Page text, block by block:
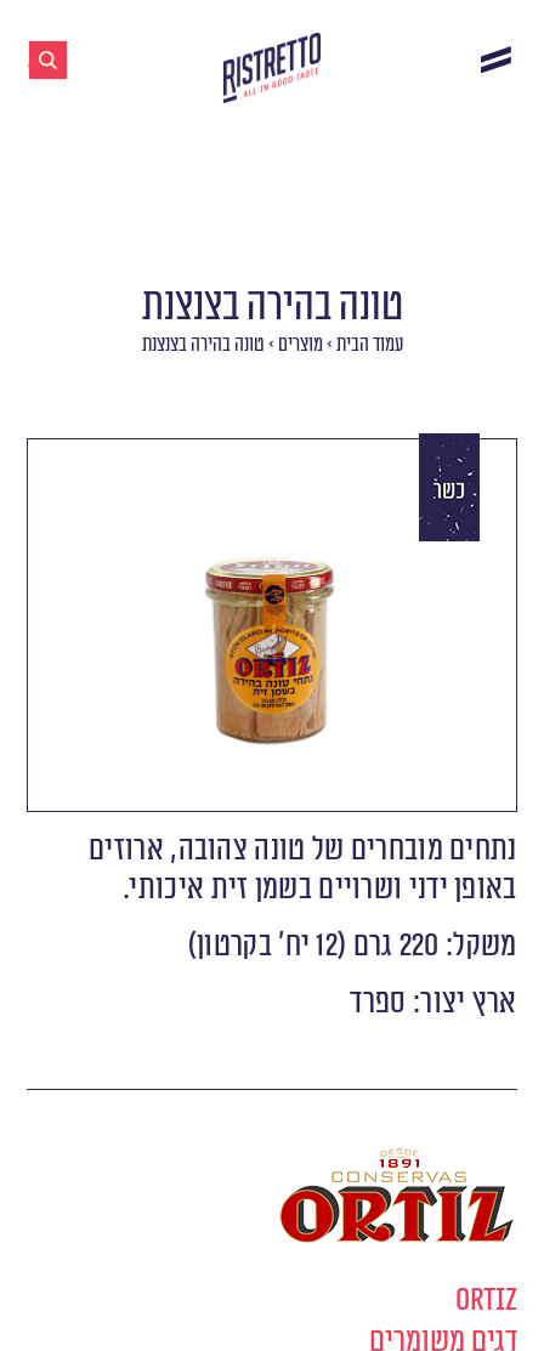
טונה בהירה בצנצנת
עמוד הבית >מוצרים > טונה בהירה בצנצנת
נתחים מובחרים של טונה צהובה, ארוזים
באופן ידני ושרויים בשמן זית איכותי.
משקל: 220 גרם (12 יח' בקרטון)
ארץ יצור: ספרד
Ortiz
דגים משומרים